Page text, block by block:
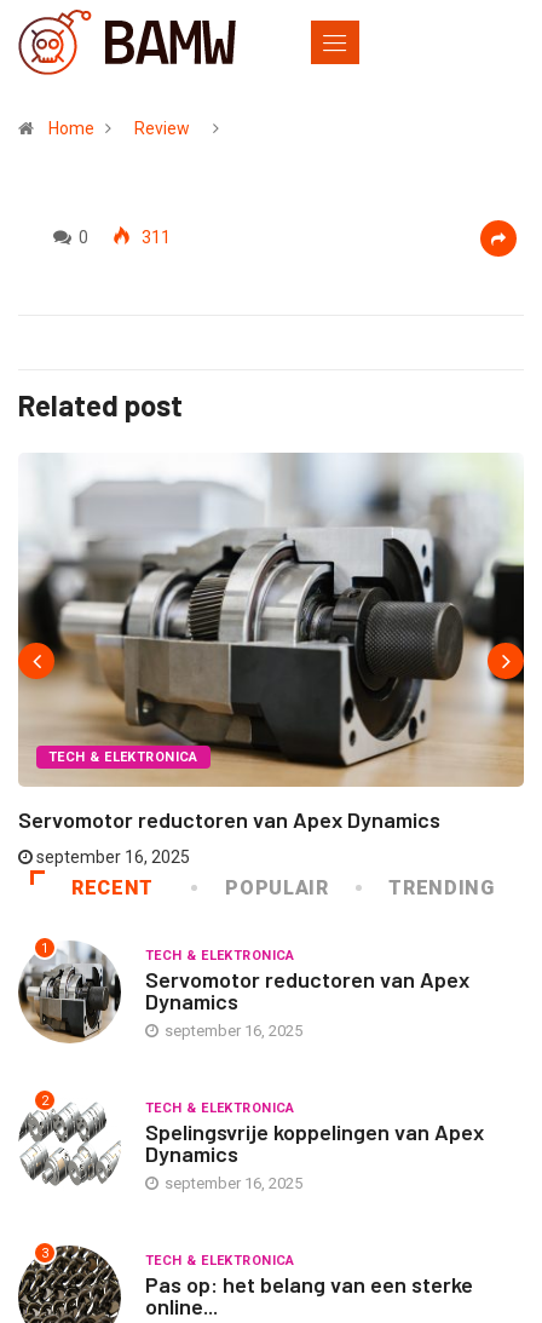
Home Review
0 311
Related post
TECH & ELEKTRONICA
Servomotor reductoren van Apex Dynamics
september 16, 2025
RECENT POPULAIR TRENDING
1 TECH & ELEKTRONICA
Servomotor reductoren van Apex
Dynamics
september 16, 2025
2 TECH & ELEKTRONICA
Spelingsvrije koppelingen van Apex
Dynamics
september 16, 2025
3 TECH & ELEKTRONICA
Pas op: het belang van een sterke
online...